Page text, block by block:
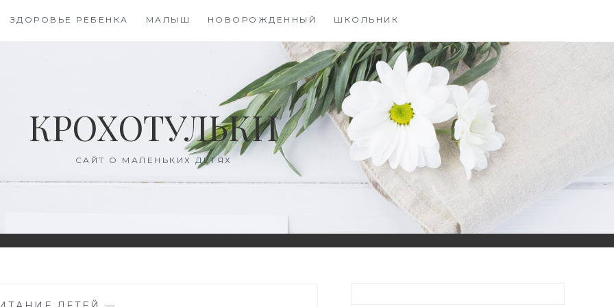
ЗДОРОВЬЕ РЕБЕНКА МАЛЫШ НОВОРОЖДЕННЫЙ ШКОЛЬНИК
КРОХОТУЛЬКИ
САЙТ О МАЛЕНЬКИХ ДЕТЯХ